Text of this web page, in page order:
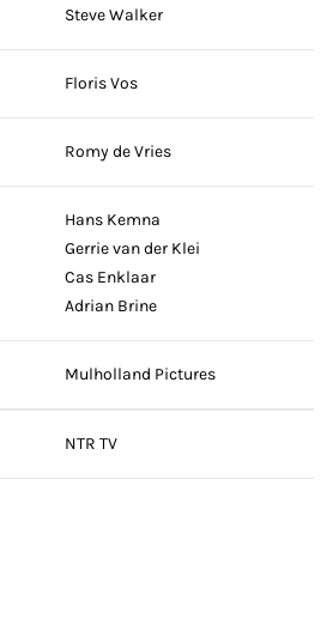
Steve Walker
Floris Vos
Romy de Vries
Hans Kemna
Gerrie van der Klei
Cas Enklaar
Adrian Brine
Mulholland Pictures
NTR TV